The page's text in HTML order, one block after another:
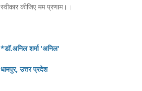
स्वीकार कीजिए मम प्रणाम।।
*डॉ.अनिल शर्मा 'अनिल'
धामपुर, उत्तर प्रदेश